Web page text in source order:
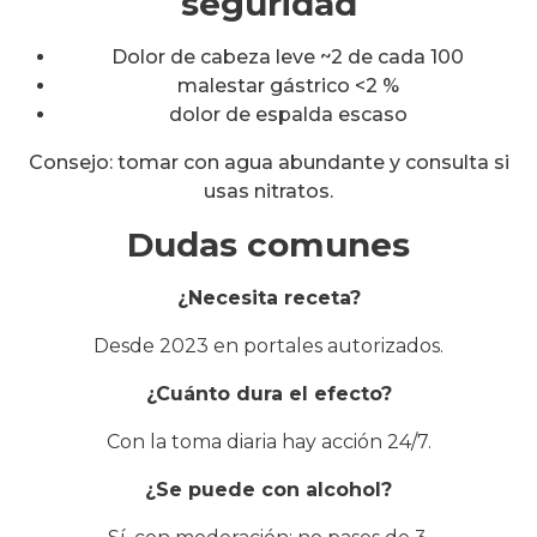
Dolor de cabeza leve ~2 de cada 100
malestar gástrico <2 %
dolor de espalda escaso
Consejo: tomar con agua abundante y consulta si
usas nitratos.
Dudas comunes
¿Necesita receta?
Desde 2023 en portales autorizados.
¿Cuánto dura el efecto?
Con la toma diaria hay acción 24/7.
¿Se puede con alcohol?